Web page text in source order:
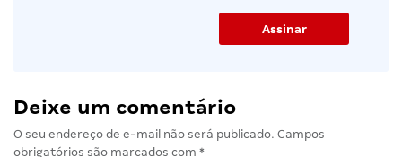
Deixe um comentário
O seu endereço de e-mail não será publicado. Campos
obrigatórios são marcados com *